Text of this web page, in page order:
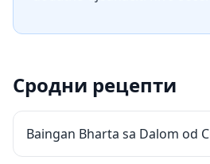
Сродни рецепти
Baingan Bharta sa Dalom od